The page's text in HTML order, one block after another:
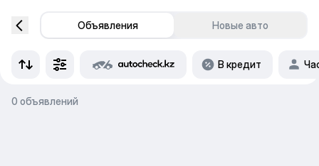
Объявления Новые авто
В кредит
0 объявлений